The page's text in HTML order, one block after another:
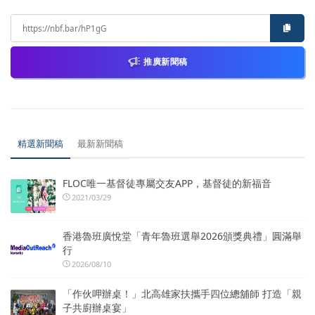
推廣新聞稿
精選新聞稿 最新新聞稿
FLOC唯一基督徒專屬交友APP，基督徒的新福音
2021/03/29
香港魯班廣悅堂「青年魯班選舉2026頒獎典禮」圓滿舉
行
2026/08/10
「作伙呷辦桌！」北高雄家扶攜手四位總舖師 打造「親
子共廚辦桌宴」